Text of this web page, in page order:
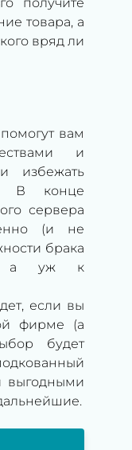
товара, а
вряд ли
вам
и
избежать
В конце
сервера
(и не
брака
а уж к
если вы
фирме (а
будет
выгодными